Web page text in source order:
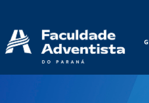
conteúdo